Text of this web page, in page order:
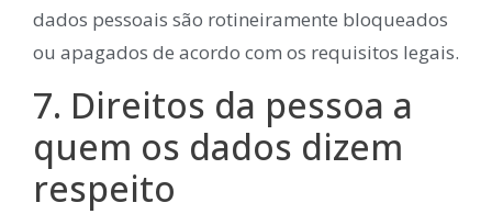
dados pessoais são rotineiramente bloqueados
ou apagados de acordo com os requisitos legais.
7. Direitos da pessoa a
quem os dados dizem
respeito